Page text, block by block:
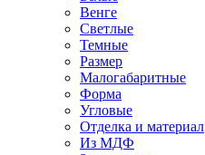
Венге
Светлые
Темные
Размер
Малогабаритные
Форма
Угловые
Отделка и материал
Из МДФ